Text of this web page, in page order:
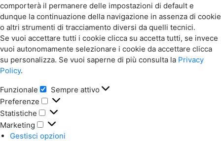
comporterà il permanere delle impostazioni di default e
dunque la continuazione della navigazione in assenza di cookie
o altri strumenti di tracciamento diversi da quelli tecnici.
Se vuoi accettare tutti i cookie clicca su accetta tutti, se invece
vuoi autonomamente selezionare i cookie da accettare clicca
su personalizza. Se vuoi saperne di più consulta la Privacy
Policy.
Funzionale Funzionale
Sempre attivo
Preferenze
Preferenze
Statistiche
Statistiche
Marketing
Marketing
Gestisci opzioni